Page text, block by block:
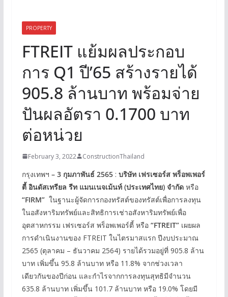
PROPERTY
FTREIT แย้มผลประกอบ
การ Q1 ปี’65 สร้างรายได้
905.8 ล้านบาท พร้อมจ่าย
ปันผลอัตรา 0.1700 บาท
ต่อหน่วย
February 3, 2022 ConstructionThailand
กรุงเทพฯ – 3 กุมภาพันธ์ 2565: บริษัท เฟรเซอร์ส พร็อพเพอร์
ตี้ อินดัสเทรียล รีท แมนเนจเม้นท์ (ประเทศไทย) จำกัดหรือ
“FIRM”ในฐานะผู้จัดการกองทรัสต์ของทรัสต์เพื่อการลงทุน
ในอสังหาริมทรัพย์และสิทธิการเช่าอสังหาริมทรัพย์เพื่อ
อุตสาหกรรม เฟรเซอร์ส พร็อพเพอร์ตี้ หรือ “FTREIT”เผยผล
การดำเนินงานของ FTREIT ในไตรมาสแรก ปีงบประมาณ
2565 (ตุลาคม – ธันวาคม 2564) รายได้รวมอยู่ที่ 905.8 ล้าน
บาท เพิ่มขึ้น 95.8 ล้านบาท หรือ 11.8% จากช่วงเวลา
เดียวกันของปีก่อน และกำไรจากการลงทุนสุทธิมีจำนวน
635.8 ล้านบาท เพิ่มขึ้น 101.7 ล้านบาท หรือ 19.0% โดยมี